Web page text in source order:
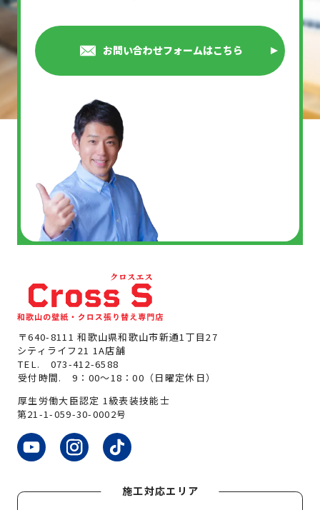
お問い合わせフォームはこちら
〒640-8111 和歌山県和歌山市新通1丁目27
シティライフ21 1A店舗
TEL. 073-412-6588
受付時間. 9：00～18：00（日曜定休日）
厚生労働大臣認定 1級表装技能士
第21-1-059-30-0002号
施工対応エリア